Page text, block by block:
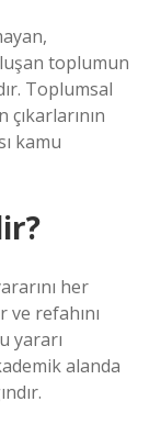
toplumun
Toplumsal
kamu
her
refahını
yararı
alanda